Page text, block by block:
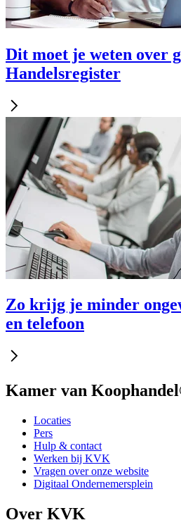
Dit moet je weten over
Handelsregister
Zo krijg je minder
en telefoon
Kamer van
Locaties
Pers
Hulp & contact
Werken bij KVK
Vragen over onze website
Digitaal Ondernemersplein
Over KVK